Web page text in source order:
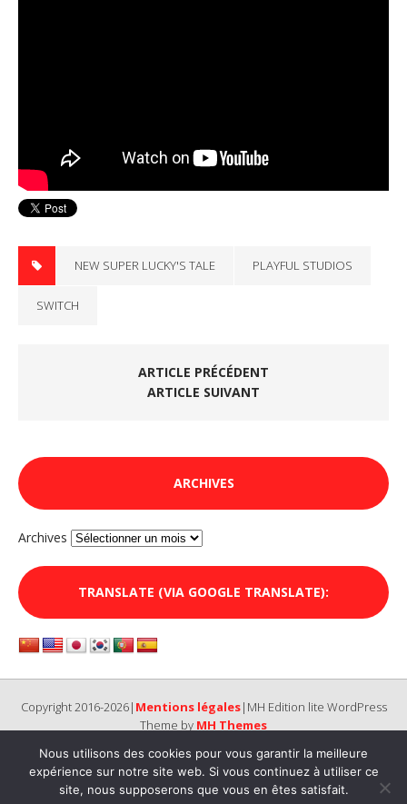
NEW SUPER LUCKY'S TALE PLAYFUL STUDIOS
SWITCH
ARTICLE PRÉCÉDENT
ARTICLE SUIVANT
ARCHIVES
Archives
TRANSLATE (VIA GOOGLE TRANSLATE):
Copyright 2016-2026| Mentions légales|MH Edition lite WordPress
Theme by MH Themes
Nous utilisons des cookies pour vous garantir la meilleure
expérience sur notre site web. Si vous continuez à utiliser ce
site, nous supposerons que vous en êtes satisfait.